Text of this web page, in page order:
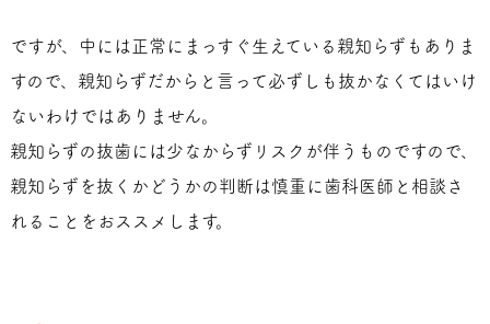
ですが、中には正常にまっすぐ生えている親知らずもありま
すので、親知らずだからと言って必ずしも抜かなくてはいけ
ないわけではありません。
親知らずの抜歯には少なからずリスクが伴うものですので、
親知らずを抜くかどうかの判断は慎重に歯科医師と相談さ
れることをおススメします。